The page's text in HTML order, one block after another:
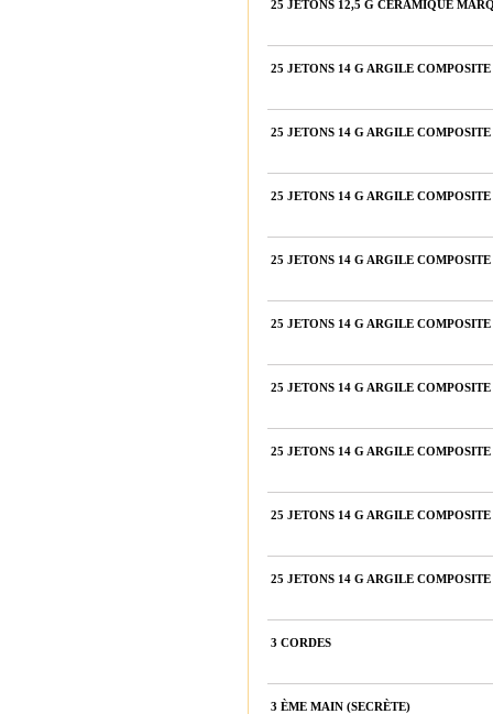
25 JETONS 12,5 G CÉRAMIQUE
25 JETONS 14 G ARGILE
25 JETONS 14 G ARGILE
25 JETONS 14 G ARGILE
25 JETONS 14 G ARGILE
25 JETONS 14 G ARGILE
25 JETONS 14 G ARGILE
25 JETONS 14 G ARGILE
25 JETONS 14 G ARGILE
25 JETONS 14 G ARGILE
3 CORDES
3 ÈME MAIN (SECRÈTE)